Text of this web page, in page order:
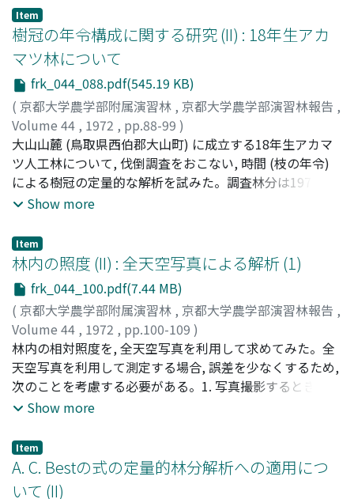
にも変化はみられなかった。
伐, 皆伐母樹法, 択伐更新試験地の更新状態についてとりま
とめたものである。天然生ヒノキ林の平均樹高の2倍, 約
50m幅に伐採帯と保残帯を交互に組み合せた帯状皆伐更新
地には, この地域に普通あらわれるササを除草剤で枯殺し
た帯と残した帯が作られた。ササは多いところで地上部乾
重が約6ton/haもあり, その中の地床の相対照度は1 - 2％
できわめて暗く, また地温もササ除草地に比較して低い。
30 - 60m間隔に3 - 10本ずつ群状に母樹を残した (保残率
4％) 皆伐母樹法更新地と, 約50％の単木ぬきぎりを行なっ
た択伐更新地はすべてササが除草されている。A_o層の堆
積は各試験地ともきわめて厚く, 乾重でほぼ40 - 60ton/ha
更新地における保残帯やササの成立する帯では稚樹の発生
が少ないが, ササ除草を行なった伐採帯には著しく多い。
しかも林縁付近が常に多く, 実験林設定後発生した2 - 4年
生の稚樹が平均7本/m_2以上に達した個所もあるが, 伐採
帯の中央付近になるほど少なくなる傾向が認められた。皆
伐母樹法更新地ではほぼ全面にわたって稚樹がよく更新し
ているが, 母樹群付近とか種予の散布が重なり合うような
ところに特に多い。択伐更新地はササが除草され, 林床も
比較的明るくなっているのに, せっかく発生した稚樹のほ
とんどは年内に消失してしまうようであった。各更新面の
から判断して, 密生したササは稚樹の発生ばかりか生長に
対しても悪い影響を与えていると思われた。稚樹の根元直
径 (D_o) に対する稚樹高 (H) の相対生長関係はバラツキが
Item
樹冠の年令構成に関する研究 (II) : 18年生アカ
マツ林について
frk_044_088.pdf(545.19 KB)
( 京都大学農学部附属演習林 , 京都大学農学部演習林報告 ,
Volume 44 , 1972 , pp.88-99 )
西田, 仁; 四手井, 綱英;Nishida, Hitoshi;Shidei,
Tsunahide;ニシダ, ヒトシ;シデイ, ツナヒデ
大山山麓 (鳥取県西伯郡大山町) に成立する18年生アカマ
ツ人工林について, 伐倒調査をおこない, 時間 (枝の年令)
による樹冠の定量的な解析を試みた。調査林分は1971年
10月現在, 立木本数はヘクタールあたり3, 325本, 平均胸高
る。枯死個体はヘクタールあたり325本みられ, ほぼ最多
密度の林分と言えそうである。針葉は1年生・2年生のもの
を持ち, 3年生葉は個体によってごく少量みられる程度であ
った。胸高直径についての毎木調査をした後, 6本の試料木
を伐倒して, 樹冠をっくる幹, 枝を枝階別にその年令によっ
て切り分け, その本数と重さを測定して生長量を求めた。
調査結果をまとめると次のようになる。1) 樹冠を構成す
る枝の年令 (A) とその枝の本数の対数 (log N_A) の間に, 2
年生枝をさかいにして傾きのことなる2本の直線で近似さ
れる関係がみられた。2) 各枝階別のA - log N_A関係は, 下
れ, これは1) の結果を直観的に納得させるものである。3)
各枝階の平均出生率 (1年生枝1本から平均して何本分枝す
るかという値, 1/R_1) は一般に枝階が下位になるにしたが
Show more
Item
林内の照度 (II) : 全天空写真による解析 (1)
frk_044_100.pdf(7.44 MB)
( 京都大学農学部附属演習林 , 京都大学農学部演習林報告 ,
Volume 44 , 1972 , pp.100-109 )
玉井, 重信;四手井, 綱英;Tamai, Shigenobu;Shidei,
Tsunahide;タマイ, シゲノブ;シデイ, ツナヒデ
林内の相対照度を, 全天空写真を利用して求めてみた。全
天空写真を利用して測定する場合, 誤差を少なくするため,
次のことを考慮する必要がある。1. 写真撮影するとき適正
露出で撮影すること。露出が少なすぎると, 過大値がで
全天空写真を測定するとき, 測定者の個人誤差と測定者間
の誤差が生ずるので改良する必要がある。全天空写真より
求めた値 (R_p) と直接測定により求めた値 (R_d) の比
Show more
Item
A. C. Bestの式の定量的林分解析への適用につ
いて (II)